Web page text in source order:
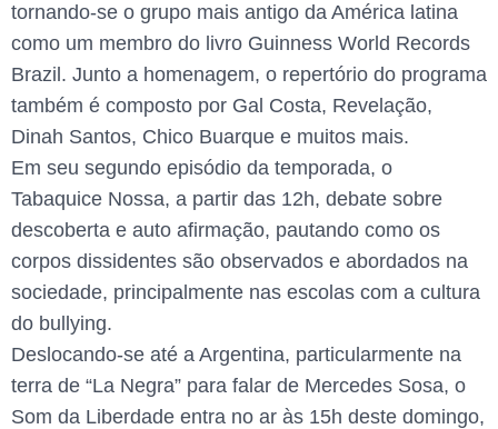
tornando-se o grupo mais antigo da América latina
como um membro do livro Guinness World Records
Brazil. Junto a homenagem, o repertório do programa
também é composto por Gal Costa, Revelação,
Dinah Santos, Chico Buarque e muitos mais.
Em seu segundo episódio da temporada, o
Tabaquice Nossa, a partir das 12h, debate sobre
descoberta e auto afirmação, pautando como os
corpos dissidentes são observados e abordados na
sociedade, principalmente nas escolas com a cultura
do bullying.
Deslocando-se até a Argentina, particularmente na
terra de “La Negra” para falar de Mercedes Sosa, o
Som da Liberdade entra no ar às 15h deste domingo,